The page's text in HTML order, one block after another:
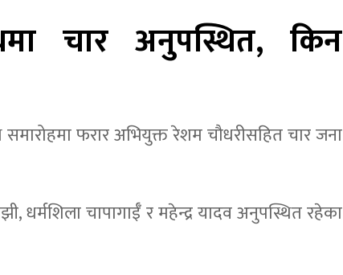
चार अनुपस्थित, किन
फरार अभियुक्त रेशम चौधरीसहित चार जना
धर्मशिला चापागाईँ र महेन्द्र यादव अनुपस्थित रहेका